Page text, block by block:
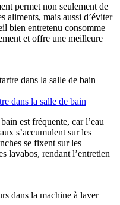
permet non seulement de
aliments, mais aussi d’éviter
bien entretenu consomme
et offre une meilleure
dans la salle de bain
est fréquente, car l’eau
s’accumulent sur les
se fixent sur les
lavabos, rendant l’entretien